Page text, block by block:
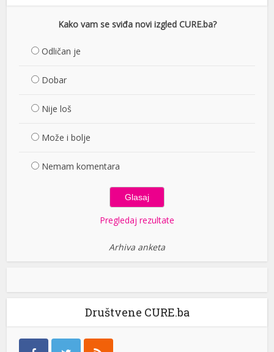
Kako vam se sviđa novi izgled CURE.ba?
Odličan je
Dobar
Nije loš
Može i bolje
Nemam komentara
Pregledaj rezultate
Arhiva anketa
Društvene CURE.ba